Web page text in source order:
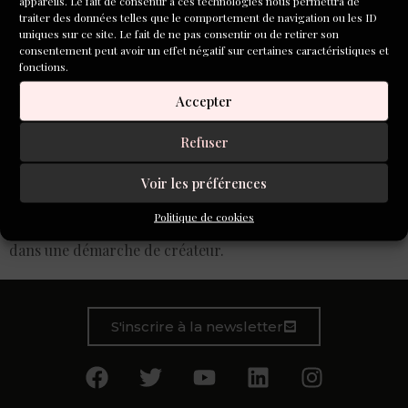
traiter des données telles que le comportement de navigation ou les ID
uniques sur ce site. Le fait de ne pas consentir ou de retirer son
consentement peut avoir un effet négatif sur certaines caractéristiques et
fonctions.
Accepter
Refuser
Voir les préférences
Politique de cookies
Le projet de cet atelier est d’aiguiser le regard et l’écoute
du spectateur, de le rendre actif en le mettant lui-même
dans une démarche de créateur.
S'inscrire à la newsletter